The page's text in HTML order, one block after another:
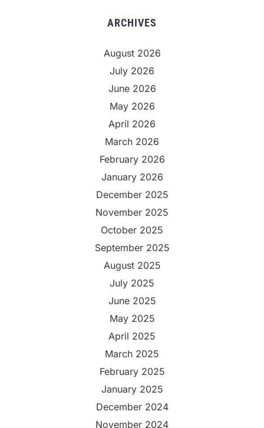
ARCHIVES
August 2026
July 2026
June 2026
May 2026
April 2026
March 2026
February 2026
January 2026
December 2025
November 2025
October 2025
September 2025
August 2025
July 2025
June 2025
May 2025
April 2025
March 2025
February 2025
January 2025
December 2024
November 2024